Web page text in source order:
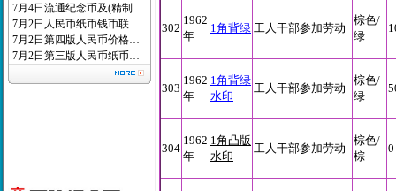
7月4日流通纪念币及(精制…
7月2日人民币纸币钱币联…
7月2日第四版人民币价格…
7月2日第三版人民币纸币…
302
1962
年
1角背绿 工人干部参加劳动
棕色/
绿
303
1962
年
1角背绿
水印
工人干部参加劳动
棕色/
绿
304
1962
年
1角凸版
水印
工人干部参加劳动
棕色/
棕